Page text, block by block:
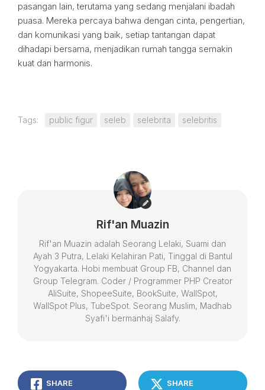
pasangan lain, terutama yang sedang menjalani ibadah
puasa. Mereka percaya bahwa dengan cinta, pengertian,
dan komunikasi yang baik, setiap tantangan dapat
dihadapi bersama, menjadikan rumah tangga semakin
kuat dan harmonis.
Tags: public figur seleb selebrita selebritis
Rif'an Muazin
Rif'an Muazin adalah Seorang Lelaki, Suami dan
Ayah 3 Putra, Lelaki Kelahiran Pati, Tinggal di Bantul
Yogyakarta. Hobi membuat Group FB, Channel dan
Group Telegram. Coder / Programmer PHP Creator
AliSuite, ShopeeSuite, BookSuite, WallSpot,
WallSpot Plus, TubeSpot. Seorang Muslim, Madhab
Syafi'i bermanhaj Salafy.
SHARE SHARE